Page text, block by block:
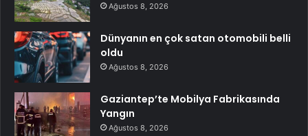
Ağustos 8, 2026
Dünyanın en çok satan otomobili belli
oldu
Ağustos 8, 2026
Gaziantep’te Mobilya Fabrikasında
Yangın
Ağustos 8, 2026